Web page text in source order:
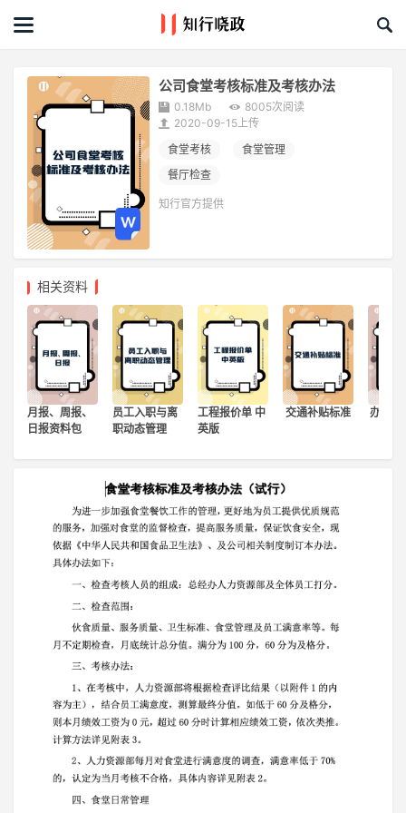
首页
文章
课程&活动
资料库
服务商
关于我们
登录
注册
公司食堂考核标准及考核办法
0.18Mb
8005次阅读
2020-09-15上传
食堂考核
食堂管理
餐厅检查
知行官方提供
相关资料
月报、周报、
日报资料包
员工入职与离
职动态管理
工程报价单 中
英版
交通补贴标准 办公室